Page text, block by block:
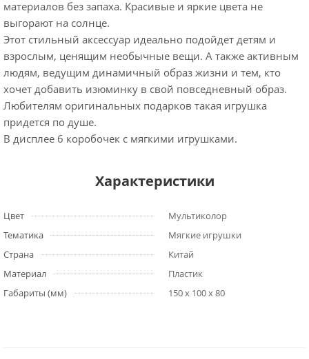
материалов без запаха. Красивые и яркие цвета не
выгорают на солнце.
Этот стильный аксессуар идеально подойдет детям и
взрослым, ценящим необычные вещи. А также активным
людям, ведущим динамичный образ жизни и тем, кто
хочет добавить изюминку в свой повседневный образ.
Любителям оригинальных подарков такая игрушка
придется по душе.
В дисплее 6 коробочек с мягкими игрушками.
Характеристики
Цвет
Мультиколор
Тематика
Мягкие игрушки
Страна
Китай
Материал
Пластик
Габариты (мм)
150 x 100 x 80